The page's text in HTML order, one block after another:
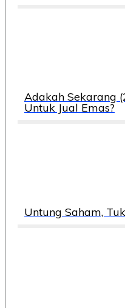
Adakah Sekarang
Untuk Jual Emas?
Untung Saham,